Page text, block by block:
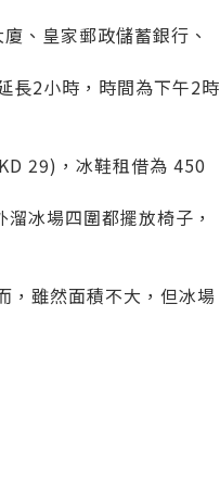
、皇家郵政儲蓄銀行、
長2小時，時間為下午2時
29)，冰鞋租借為 450
冰場四圍都擺放椅子，
，雖然面積不大，但冰場